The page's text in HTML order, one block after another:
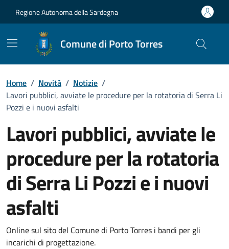
Regione Autonoma della Sardegna
Comune di Porto Torres
Home / Novità / Notizie /
Lavori pubblici, avviate le procedure per la rotatoria di Serra Li
Pozzi e i nuovi asfalti
Lavori pubblici, avviate le
procedure per la rotatoria
di Serra Li Pozzi e i nuovi
asfalti
Dettagli della notizia
Online sul sito del Comune di Porto Torres i bandi per gli
incarichi di progettazione.